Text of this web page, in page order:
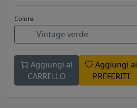
Colore
Vintage verde
Aggiungi al
CARRELLO
Aggiungi ai
PREFERITI